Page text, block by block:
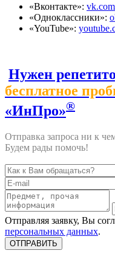
«Вконтакте»:
«Одноклассники»:
«YouTube»:
Нужен
бесплатное
«ИнПро»®
Отправка запроса ни к
Будем рады помочь!
Отправляя заявку, Вы
персональных данных.